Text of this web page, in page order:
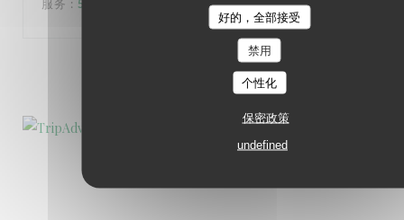
好的，全部接受
禁用
个性化
保密政策
undefined
服务 : 5 /5 质价比: 5/5
3